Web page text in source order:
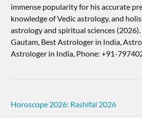
immense popularity for his accurate
knowledge of Vedic astrology, and
astrology and spiritual sciences
Gautam, Best Astrologer in India,
Astrologer in India, Phone: +91-
Horoscope 2026: Rashifal 2026